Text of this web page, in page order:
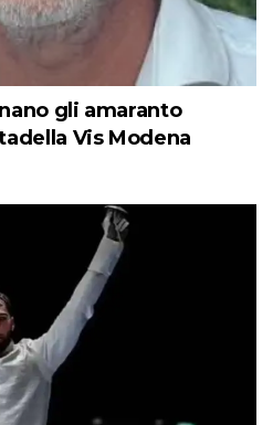
gli amaranto
Vis Modena